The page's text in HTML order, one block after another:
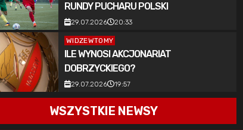
RUNDY PUCHARU POLSKI
29.07.2026 20:33
WIDZEWTOMY
ILE WYNOSI AKCJONARIAT
DOBRZYCKIEGO?
29.07.2026 19:57
WSZYSTKIE NEWSY